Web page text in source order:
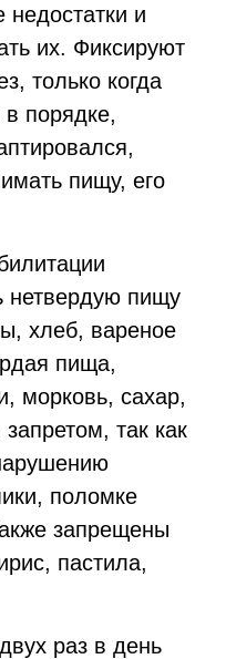
и
их. Фиксируют
только когда
в порядке,
пищу, его
нетвердую пищу
хлеб, вареное
пища,
морковь, сахар,
так как
поломке
запрещены
пастила,
раз в день